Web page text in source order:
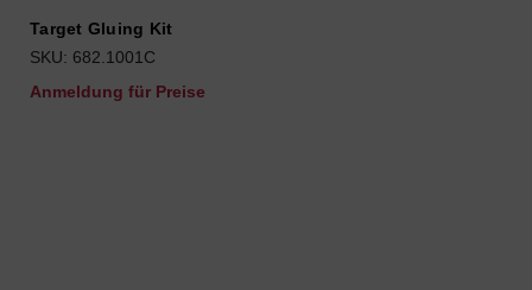
Target Gluing Kit
SKU: 682.1001C
Anmeldung für Preise